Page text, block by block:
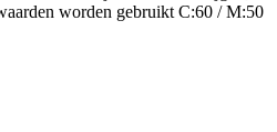
worden gebruikt C:60 / M:50